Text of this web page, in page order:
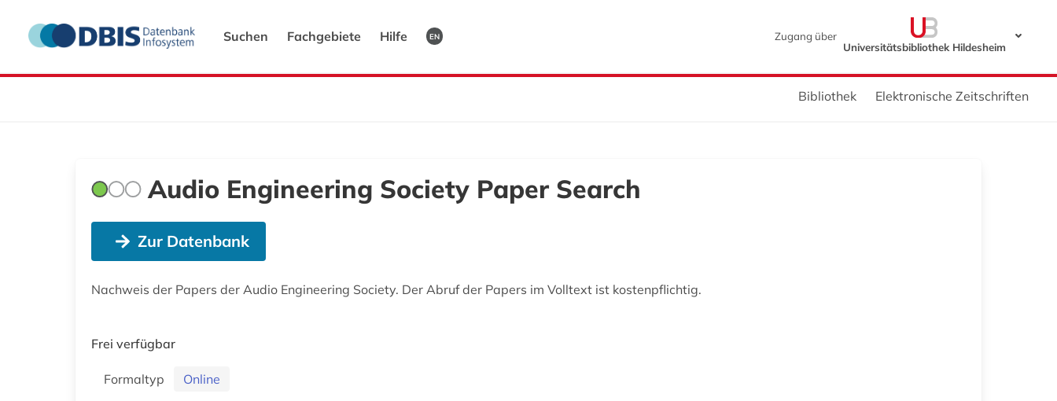
Suchen Fachgebiete Hilfe EN
Zugang über
Universitätsbibliothek Hildesheim
Bibliothek Elektronische Zeitschriften
Audio Engineering Society Paper Search
Zur Datenbank
Nachweis der Papers der Audio Engineering Society. Der Abruf der Papers im Volltext ist kostenpflichtig.
Frei verfügbar
Formaltyp
Online